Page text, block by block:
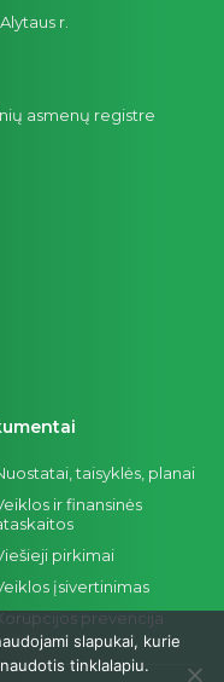
r.
asmenų registre
taisyklės, planai
ir finansinės
pirkimai
įsivertinimas
prevencija
slapukai, kurie
tinklalapiu.